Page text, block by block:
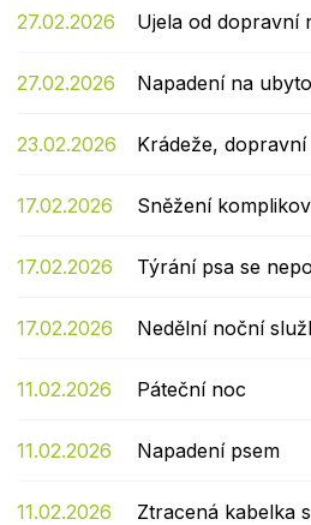
27.02.2026 Ujela od dopravní
27.02.2026 Napadení na
23.02.2026 Krádeže, dopravní
17.02.2026 Sněžení
17.02.2026 Týrání psa se
17.02.2026 Nedělní noční
11.02.2026 Páteční noc
11.02.2026 Napadení psem
11.02.2026 Ztracená kabelka